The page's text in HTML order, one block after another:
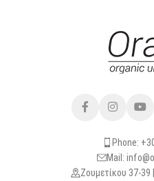
Phone:
Mail:
Ζουμετίκου 37-39